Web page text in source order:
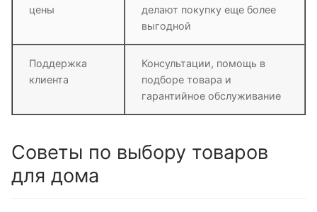
цены
делают покупку еще более
выгодной
Поддержка
клиента
Консультации, помощь в
подборе товара и
гарантийное обслуживание
Советы по выбору товаров
для дома